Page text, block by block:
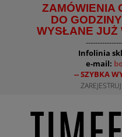
ZAMÓWIENIA
DO
WYSŁANE JUŻ
Infolinia
e-mail:
-- SZYBKA